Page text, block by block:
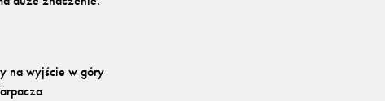
na wyjście w góry